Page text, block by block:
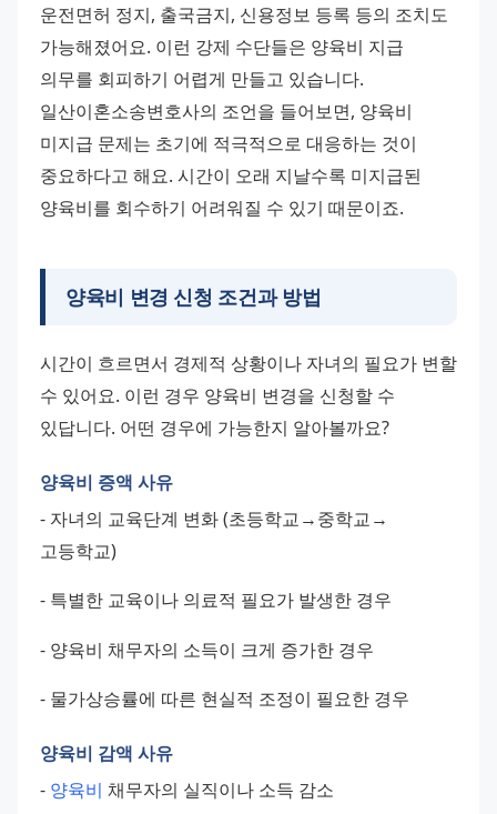
운전면허 정지, 출국금지, 신용정보 등록 등의 조치도
가능해졌어요. 이런 강제 수단들은 양육비 지급
의무를 회피하기 어렵게 만들고 있습니다.
일산이혼소송변호사의 조언을 들어보면, 양육비
미지급 문제는 초기에 적극적으로 대응하는 것이
중요하다고 해요. 시간이 오래 지날수록 미지급된
양육비를 회수하기 어려워질 수 있기 때문이죠.
양육비 변경 신청 조건과 방법
시간이 흐르면서 경제적 상황이나 자녀의 필요가 변할
수 있어요. 이런 경우 양육비 변경을 신청할 수
있답니다. 어떤 경우에 가능한지 알아볼까요?
양육비 증액 사유
- 자녀의 교육단계 변화 (초등학교→중학교→
고등학교)
- 특별한 교육이나 의료적 필요가 발생한 경우
- 양육비 채무자의 소득이 크게 증가한 경우
- 물가상승률에 따른 현실적 조정이 필요한 경우
양육비 감액 사유
- 양육비 채무자의 실직이나 소득 감소